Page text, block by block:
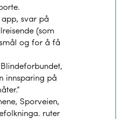
svar på
(som
og for å få
innsparing på
Sporveien,
ruter